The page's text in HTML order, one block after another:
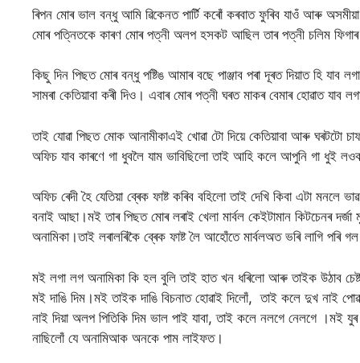
ৰিপন মোৰ ভাল বন্ধু আমি ৱিকেনত পাৰ্টি কৰোঁ কৰবাত ফুৰিব যাওঁ আৰু
মোৰ পত্নিতকে কাৰণ মোৰ পত্নী অলপ হসকট আছিল তাৰ পত্নী চলিম
কিছু দিন পিছত মোৰ বন্ধু পষ্টিঙ আমাৰ বছে পাঞ্জাব পৰা দূৰত দিয়াত হি
সামৰা কেতিয়াবা কৰী দিও। এবাৰ মোৰ পত্নী ঘৰত মাকৰ বেমাৰ হোৱাত যাব
তাই যোৱা পিছত মোক আনামীকাএই খোৱা টো দিয়ে কেতিয়াবা আৰু ঘৰটটো
অফিচ যাব কাৰণে গা ধুবলৈ যাম ভাবিছিলো তাই আহি কলে আপুনি গা ধুই
অফিচ ৰেদী হৈ যেতিয়া ব্ৰেক ফাষ্ট কৰিব বহিলো তাই দেখি কিবা এটা
বনাই আছা।মই তাৰ পিছত মোৰ লৰাই খেলা মাৰ্বল কেইটামান কিটচেনৰ
অনামিকা।তাই লৰালৰিকৈ ব্ৰেক ফাষ্ট লৈ আহোঁতে মাৰ্বলঅত ভৰি লাগি পৰি
মই লগা লগ অনামিকা কি হল বুলি তাই হাত খন ধৰিলো আৰু তাইক উঠাব
মই দাঙি দিম।মই তাইক দাঙি বিচনাত হোৱাই দিলোঁ, তাই কলে দুখ নাই
নাই দিয়া অলপ পিতিকি দিম ভাল পাই যাবা, তাই কলে নলগে নেলগে ।মই
নাছিলোঁ যে অনামিআক অনকে পাম লাইফত।